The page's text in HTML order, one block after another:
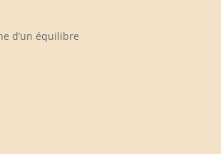
d’un équilibre